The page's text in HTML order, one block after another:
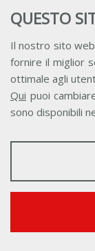
QUESTO
Il nostro sito
fornire il miglior
ottimale agli
Qui puoi
sono disponibili
STATISTICHE
Mostra maggiori
Google Analytics
Accesso
Accesso
Accesso Team
Contatti